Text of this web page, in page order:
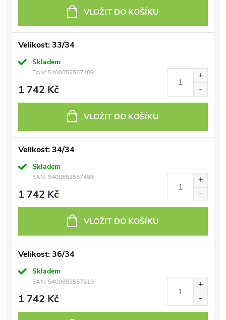
VLOŽIT DO KOŠÍKU
Velikost: 33/34
Skladem
EAN: 5400852557489
1 742 Kč
VLOŽIT DO KOŠÍKU
Velikost: 34/34
Skladem
EAN: 5400852557496
1 742 Kč
VLOŽIT DO KOŠÍKU
Velikost: 36/34
Skladem
EAN: 5400852557519
1 742 Kč